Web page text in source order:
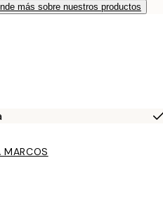
más sobre nuestros productos
MARCOS